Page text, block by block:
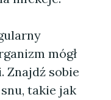
mógł
Znajdź sobie
takie jak